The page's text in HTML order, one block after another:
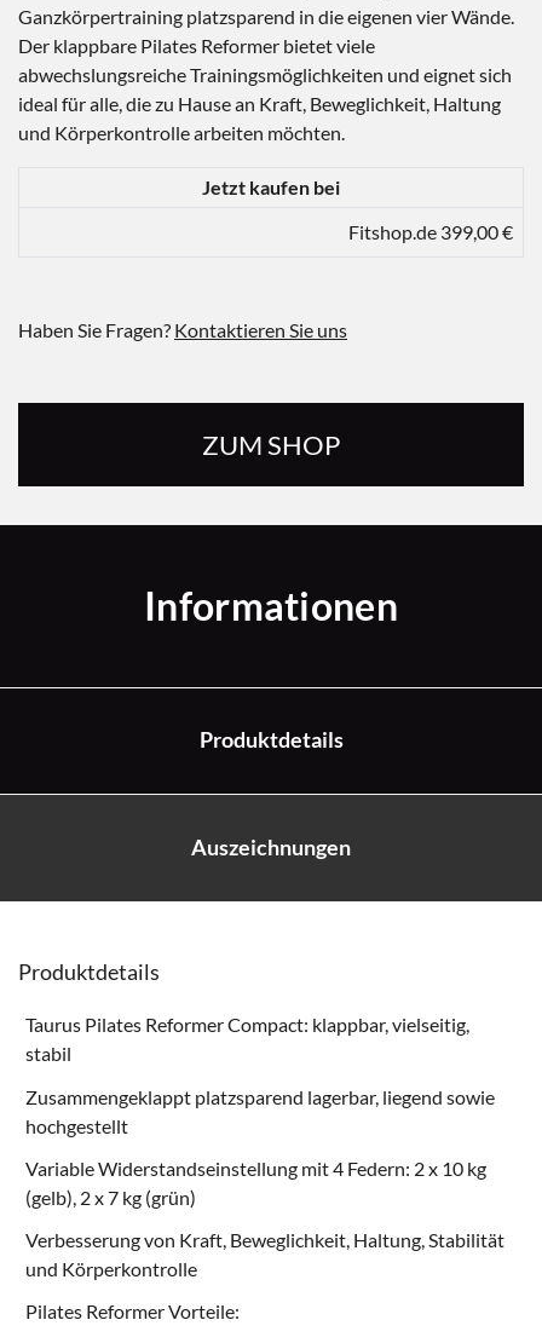
Ganzkörpertraining platzsparend in die eigenen vier Wände.
Der klappbare Pilates Reformer bietet viele
abwechslungsreiche Trainingsmöglichkeiten und eignet sich
ideal für alle, die zu Hause an Kraft, Beweglichkeit, Haltung
und Körperkontrolle arbeiten möchten.
Jetzt kaufen bei
Fitshop.de 399,00 €
Haben Sie Fragen? Kontaktieren Sie uns
ZUM SHOP
Informationen
Produktdetails
Auszeichnungen
Produktdetails
Taurus Pilates Reformer Compact: klappbar, vielseitig,
stabil
Zusammengeklappt platzsparend lagerbar, liegend sowie
hochgestellt
Variable Widerstandseinstellung mit 4 Federn: 2 x 10 kg
(gelb), 2 x 7 kg (grün)
Verbesserung von Kraft, Beweglichkeit, Haltung, Stabilität
und Körperkontrolle
Pilates Reformer Vorteile: